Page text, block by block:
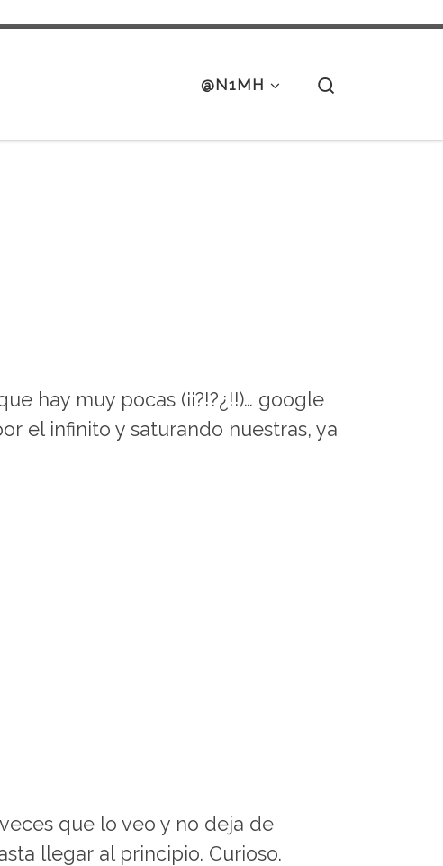
@N1MH
hay muy pocas (¡¡?!?¿!!)… google
el infinito y saturando nuestras, ya
que lo veo y no deja de
llegar al principio. Curioso.